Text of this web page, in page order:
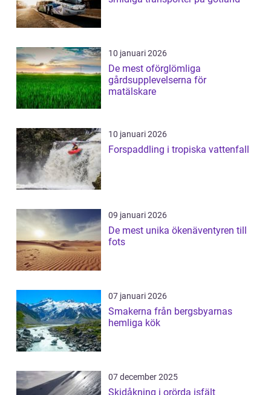
10 januari 2026
De mest oförglömliga
gårdsupplevelserna för
matälskare
10 januari 2026
Forspaddling i tropiska vattenfall
09 januari 2026
De mest unika ökenäventyren till
fots
07 januari 2026
Smakerna från bergsbyarnas
hemliga kök
07 december 2025
Skidåkning i orörda isfält